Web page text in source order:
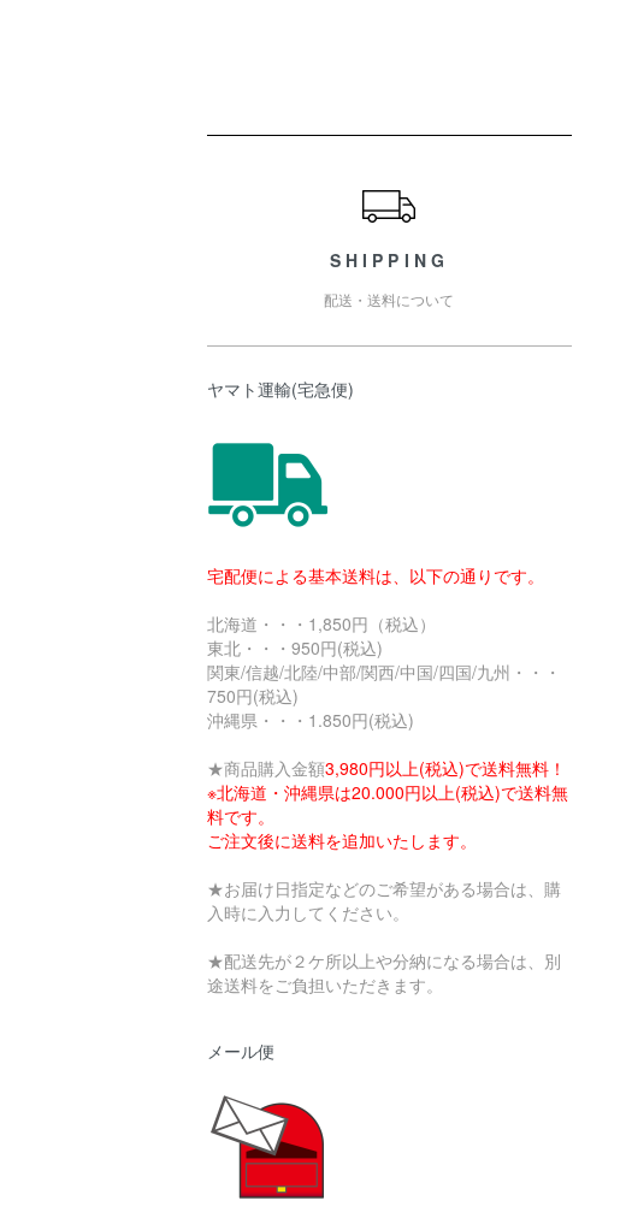
SHIPPING
配送・送料について
ヤマト運輸(宅急便)
宅配便による基本送料は、以下の通りです。
北海道・・・1,850円（税込）
東北・・・950円(税込)
関東/信越/北陸/中部/関西/中国/四国/九州・・・
750円(税込)
沖縄県・・・1.850円(税込)
★商品購入金額3,980円以上(税込)で送料無料！
※北海道・沖縄県は20.000円以上(税込)で送料無
料です。
ご注文後に送料を追加いたします。
★お届け日指定などのご希望がある場合は、購
入時に入力してください。
★配送先が２ケ所以上や分納になる場合は、別
途送料をご負担いただきます。
メール便